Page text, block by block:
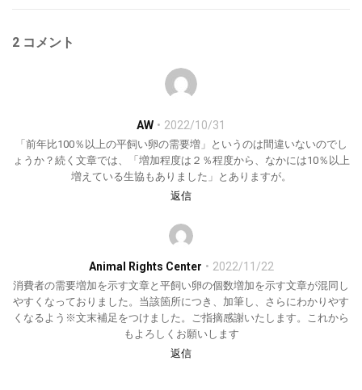
2 コメント
AW 2022/10/31
「前年比100％以上の平飼い卵の需要増」というのは間違いないのでし
ょうか？続く文章では、「増加程度は２％程度から、なかには10％以上
増えている生協もありました」とありますが。
返信
Animal Rights Center 2022/11/22
消費者の需要増加を示す文章と平飼い卵の個数増加を示す文章が混同し
やすくなっておりました。当該箇所につき、加筆し、さらにわかりやす
くなるよう※文末補足をつけました。ご指摘感謝いたします。これから
もよろしくお願いします
返信